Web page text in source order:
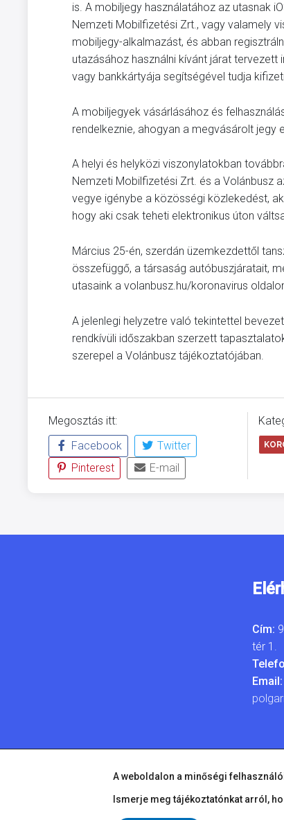
is. A mobiljegy használatához az utasnak
Nemzeti Mobilfizetési Zrt., vagy valamely
mobiljegy-alkalmazást, és abban
utazásához használni kívánt járat
vagy bankkártyája segítségével tudja
A mobiljegyek vásárlásához és
rendelkeznie, ahogyan a megvásárolt jegy
A helyi és helyközi viszonylatokban
Nemzeti Mobilfizetési Zrt. és a Volánbusz
vegye igénybe a közösségi közlekedést,
hogy aki csak teheti elektronikus úton
Március 25-én, szerdán üzemkezdettől
összefüggő, a társaság autóbuszjáratait,
utasaink a volanbusz.hu/koronavirus
A jelenlegi helyzetre való tekintettel
rendkívüli időszakban szerzett
szerepel a Volánbusz tájékoztatójában.
Megosztás itt:
Facebook
Twitter
Pinterest
E-mail
Cím:
tér 1.
Email:
A weboldalon a minőségi
Ismerje meg tájékoztatónkat arról,